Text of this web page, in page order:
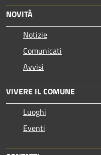
NOVITÀ
Notizie
Comunicati
Avvisi
VIVERE IL COMUNE
Luoghi
Eventi